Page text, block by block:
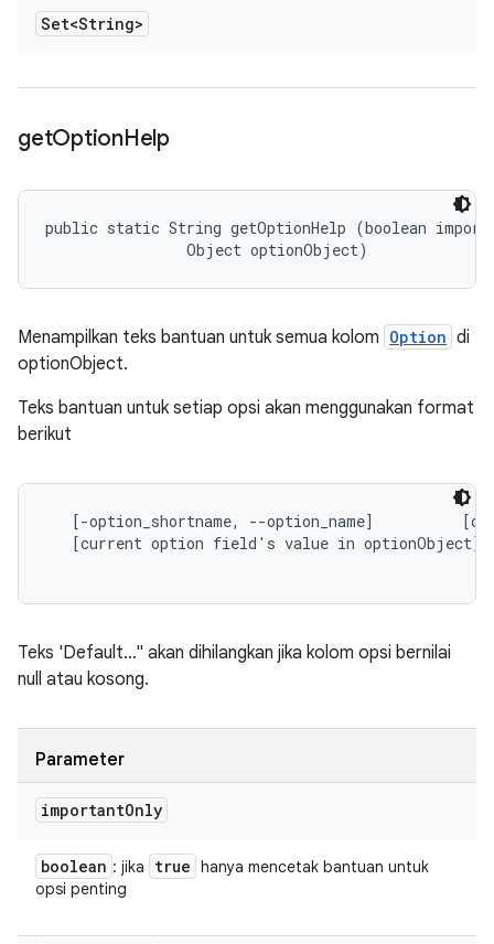
Set<String>
getOptionHelp
public static String getOptionHelp (boolean
                Object optionObject)
Menampilkan teks bantuan untuk semua kolom Option di
optionObject.
Teks bantuan untuk setiap opsi akan menggunakan format
berikut
[-option_shortname, --option_name]
   [current option field's value in optionObject]
Teks 'Default..." akan dihilangkan jika kolom opsi bernilai
null atau kosong.
Parameter
importantOnly
boolean : jika true hanya mencetak bantuan untuk
opsi penting